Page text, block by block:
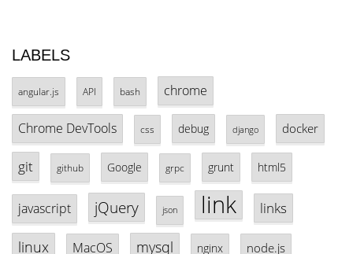
LABELS
angular.js API bash chrome
Chrome DevTools css debug django docker
git github Google grpc grunt html5
javascript jQuery json link links
linux MacOS mysql nginx node.js